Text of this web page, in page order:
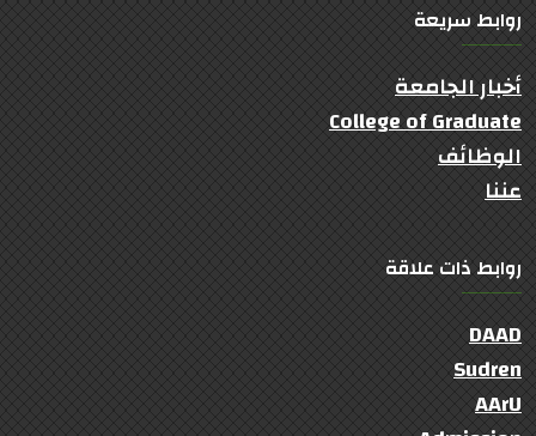
روابط سريعة
أخبار الجامعة
College of Graduate
الوظائف
عننا
روابط ذات علاقة
DAAD
Sudren
AArU